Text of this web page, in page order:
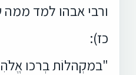
ורבי אבהו למד
כז):
"במקְהלוֹת בְרכו